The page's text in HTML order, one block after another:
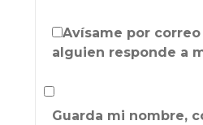
Avísame por
alguien responde a
Guarda mi nombre,